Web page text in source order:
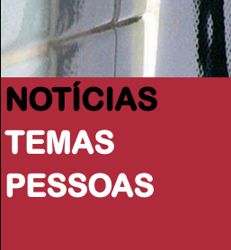
NOTÍCIAS
TEMAS
PESSOAS